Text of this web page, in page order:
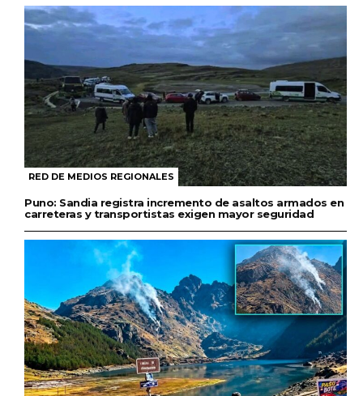
RED DE MEDIOS REGIONALES
Puno: Sandia registra incremento de asaltos armados en
carreteras y transportistas exigen mayor seguridad